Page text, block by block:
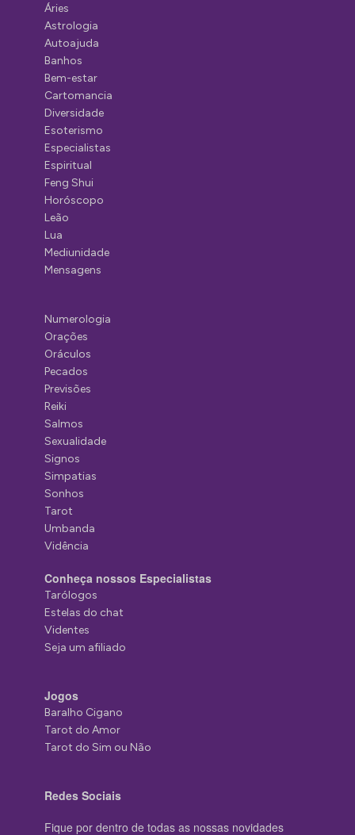
Áries
Astrologia
Autoajuda
Banhos
Bem-estar
Cartomancia
Diversidade
Esoterismo
Especialistas
Espiritual
Feng Shui
Horóscopo
Leão
Lua
Mediunidade
Mensagens
Numerologia
Orações
Oráculos
Pecados
Previsões
Reiki
Salmos
Sexualidade
Signos
Simpatias
Sonhos
Tarot
Umbanda
Vidência
Conheça nossos Especialistas
Tarólogos
Estelas do chat
Videntes
Seja um afiliado
Jogos
Baralho Cigano
Tarot do Amor
Tarot do Sim ou Não
Redes Sociais
Fique por dentro de todas as nossas novidades